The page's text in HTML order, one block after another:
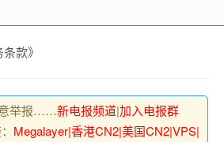
款》
意举报……新电报频道|加入电报群
Megalayer|香港CN2|美国CN2|VPS|